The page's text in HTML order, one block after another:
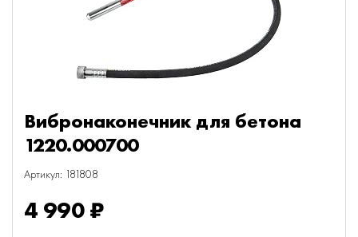
Вибронаконечник для бетона
1220.000700
Артикул: 181808
4 990 ₽